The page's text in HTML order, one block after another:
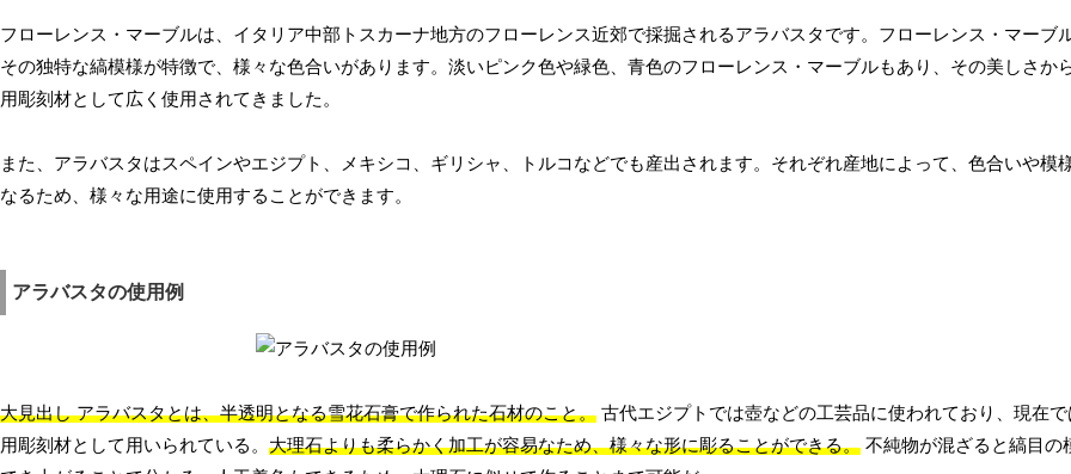
フローレンス・マーブルは、イタリア中部トスカーナ地方のフローレンス近郊で採掘されるアラバスタです。フローレンス・マーブル
その独特な縞模様が特徴で、様々な色合いがあります。淡いピンク色や緑色、青色のフローレンス・マーブルもあり、その美しさか
用彫刻材として広く使用されてきました。
また、アラバスタはスペインやエジプト、メキシコ、ギリシャ、トルコなどでも産出されます。それぞれ産地によって、色合いや模
なるため、様々な用途に使用することができます。
アラバスタの使用例
大見出し アラバスタとは、半透明となる雪花石膏で作られた石材のこと。 古代エジプトでは壺などの工芸品に使われており、現在
用彫刻材として用いられている。 大理石よりも柔らかく加工が容易なため、様々な形に彫ることができる。 不純物が混ざると縞目の